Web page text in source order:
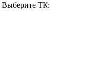
Выберите ТК: